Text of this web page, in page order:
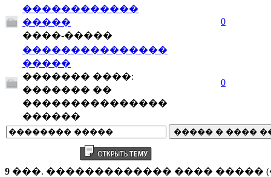
������������
�����
����-�����
0
���������������
�����
������� ����:
������� ��
���������������
������
0
9 ���. ������������� ���� �����